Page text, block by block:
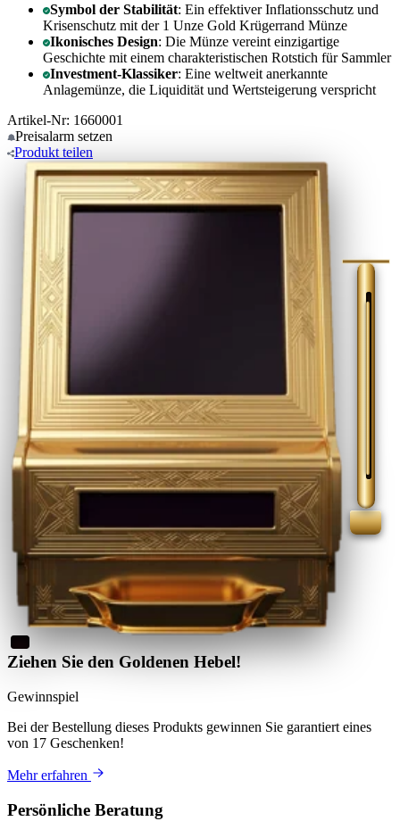
Symbol der Stabilität: Ein effektiver Inflationsschutz und
Krisenschutz mit der 1 Unze Gold Krügerrand Münze
Ikonisches Design: Die Münze vereint einzigartige
Geschichte mit einem charakteristischen Rotstich für Sammler
Investment-Klassiker: Eine weltweit anerkannte
Anlagemünze, die Liquidität und Wertsteigerung verspricht
Artikel-Nr: 1660001
Preisalarm setzen
Produkt teilen
Ziehen Sie den Goldenen Hebel!
Gewinnspiel
Bei der Bestellung dieses Produkts gewinnen Sie garantiert eines
von 17 Geschenken!
Mehr erfahren
Persönliche Beratung